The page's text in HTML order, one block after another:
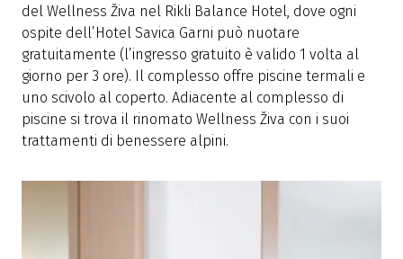
del Wellness Živa nel Rikli Balance Hotel, dove ogni
ospite dell’Hotel Savica Garni può nuotare
gratuitamente (l’ingresso gratuito è valido 1 volta al
giorno per 3 ore). Il complesso offre piscine termali e
uno scivolo al coperto. Adiacente al complesso di
piscine si trova il rinomato Wellness Živa con i suoi
trattamenti di benessere alpini.